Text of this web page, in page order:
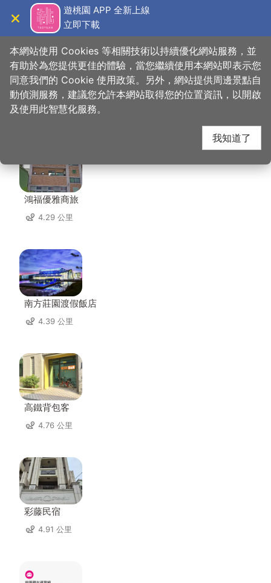
主
遊桃園 APP 全新上線
立即下載
首頁 > 想去的地方 > 住宿 > 沐楓商務旅館
沐楓商務旅館 周邊住宿
鴻福優雅商旅
4.29 公里
南方莊園渡假飯店
4.39 公里
高鐵背包客
4.76 公里
彩藤民宿
4.91 公里
本網站使用 Cookies 等相關技術以持續優化網站服務，並
有助於為您提供更佳的體驗，當您繼續使用本網站即表示您
同意我們的 Cookie 使用政策。另外，網站提供周邊景點自
動偵測服務，建議您允許本網站取得您的位置資訊，以開啟
及使用此智慧化服務。
我知道了